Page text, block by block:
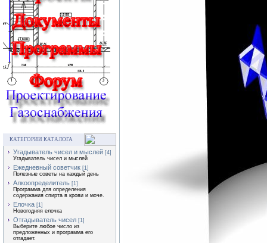
КАТЕГОРИИ КАТАЛОГА
Угадыватель чисел и мыслей [4]
Угадыватель чисел и мыслей
Ежедневный советчик [1]
Полезные советы на каждый день
Алкоопределитель [1]
Программа для определения
содержания спирта в крови и моче.
Елочка [1]
Новогодняя елочка
Отгадыватель чисел [1]
Выберите любое число из
предложенных и программа его
отгадает.